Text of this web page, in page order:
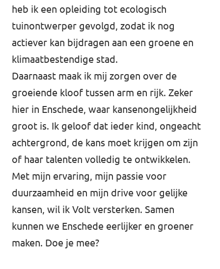
heb ik een opleiding tot ecologisch
tuinontwerper gevolgd, zodat ik nog
actiever kan bijdragen aan een groene en
klimaatbestendige stad.
Daarnaast maak ik mij zorgen over de
groeiende kloof tussen arm en rijk. Zeker
hier in Enschede, waar kansenongelijkheid
groot is. Ik geloof dat ieder kind, ongeacht
achtergrond, de kans moet krijgen om zijn
of haar talenten volledig te ontwikkelen.
Met mijn ervaring, mijn passie voor
duurzaamheid en mijn drive voor gelijke
kansen, wil ik Volt versterken. Samen
kunnen we Enschede eerlijker en groener
maken. Doe je mee?